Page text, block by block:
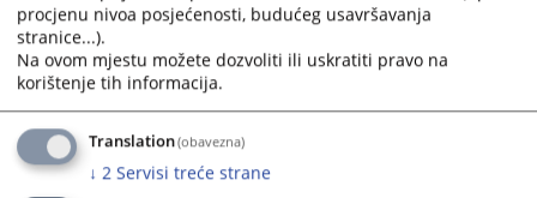
get
the
keyboard
shortcuts
for
changing
get
the
shortcuts
for
changing
dates.
05.03.2026.
procjenu nivoa posjećenosti, budućeg usavršavanja
stranice...).
Na ovom mjestu možete dozvoliti ili uskratiti pravo na
korištenje tih informacija.
Translation(obavezna)
↓ 2 Servisi treće strane